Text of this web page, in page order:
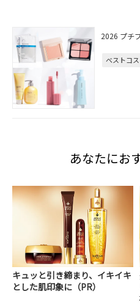
2026 プチ
ベストコ
あなたにお
キュッと引き締まり、イキイキ
とした肌印象に（PR）